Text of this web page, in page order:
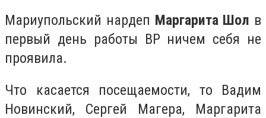
Мариупольский нардеп Маргарита Шол в
первый день работы ВР ничем себя не
проявила.
Что касается посещаемости, то Вадим
Новинский, Сергей Магера, Маргарита